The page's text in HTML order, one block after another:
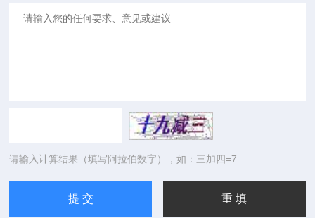
请输入计算结果（填写阿拉伯数字），如：三加四=7